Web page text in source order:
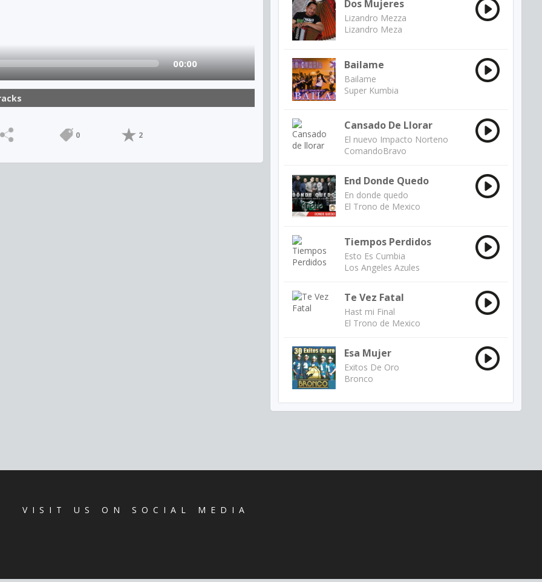
00:00
0 2
Dos Mujeres
Lizandro Mezza
Lizandro Meza
Bailame
Bailame
Super Kumbia
Cansado De Llorar
El nuevo Impacto Norteno
ComandoBravo
End Donde Quedo
En donde quedo
El Trono de Mexico
Tiempos Perdidos
Esto Es Cumbia
Los Angeles Azules
Te Vez Fatal
Hast mi Final
El Trono de Mexico
Esa Mujer
Exitos De Oro
Bronco
VISIT US ON SOCIAL MEDIA